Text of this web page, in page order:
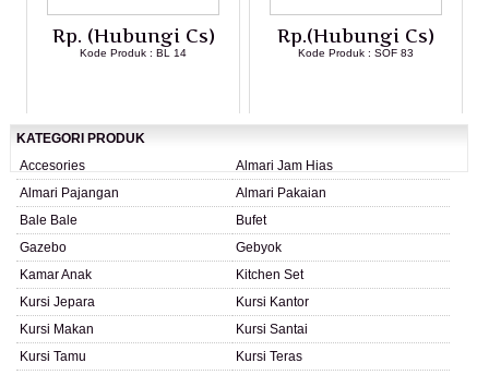
Rp. (Hubungi Cs)
Kode Produk : BL 14
Rp.(Hubungi Cs)
Kode Produk : SOF 83
KATEGORI PRODUK
Accesories
Almari Jam Hias
Almari Pajangan
Almari Pakaian
Bale Bale
Bufet
Gazebo
Gebyok
Kamar Anak
Kitchen Set
Kursi Jepara
Kursi Kantor
Kursi Makan
Kursi Santai
Kursi Tamu
Kursi Teras